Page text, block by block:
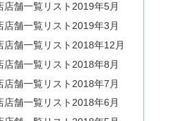
店舗一覧リスト2019年5月
店舗一覧リスト2019年3月
店舗一覧リスト2018年12月
店舗一覧リスト2018年8月
店舗一覧リスト2018年7月
店舗一覧リスト2018年6月